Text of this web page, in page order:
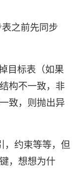
之前先同步
目标表（如果
构不一致，非
致，则抛出异
，约束等等，但
，想想为什